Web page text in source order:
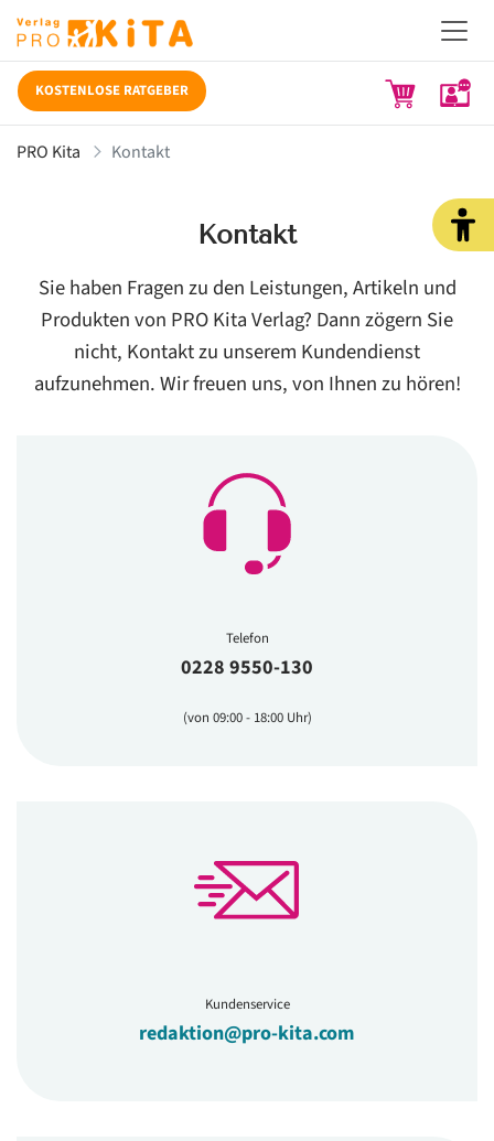
KOSTENLOSE RATGEBER
PRO Kita Kontakt
Kontakt
Sie haben Fragen zu den Leistungen, Artikeln und
Produkten von PRO Kita Verlag? Dann zögern Sie
nicht, Kontakt zu unserem Kundendienst
aufzunehmen. Wir freuen uns, von Ihnen zu hören!
Telefon
0228 9550-130
(von 09:00 - 18:00 Uhr)
Kundenservice
redaktion@pro-kita.com